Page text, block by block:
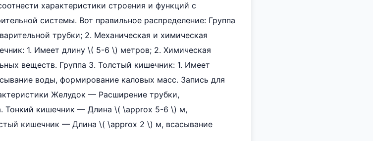
характеристики строения и функций с
системы. Вот правильное распределение: Группа
трубки; 2. Механическая и химическая
1. Имеет длину \( 5-6 \) метров; 2. Химическая
веществ. Группа 3. Толстый кишечник: 1. Имеет
воды, формирование каловых масс. Запись для
Желудок — Расширение трубки,
Тонкий кишечник — Длина \( \approx 5-6 \) м,
кишечник — Длина \( \approx 2 \) м, всасывание